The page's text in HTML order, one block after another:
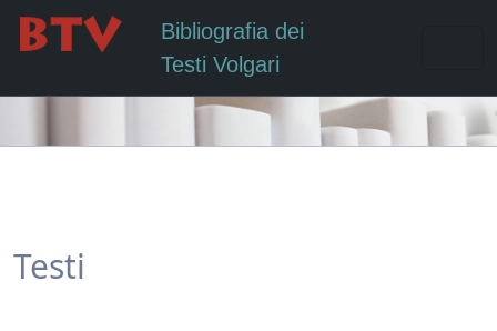
Bibliografia dei
Testi Volgari
Testi